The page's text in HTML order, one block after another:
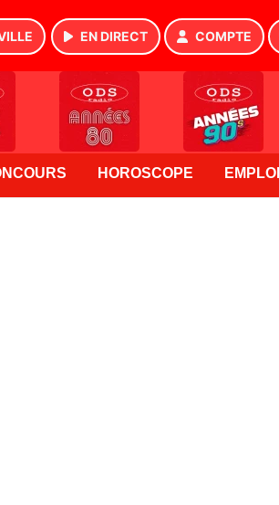
EN DIRECT COMPTE
HOROSCOPE EMPLOI